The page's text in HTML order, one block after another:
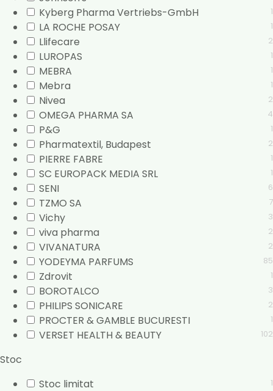
Kyberg Pharma Vertriebs-GmbH 1
LA ROCHE POSAY 1
Llifecare 2
LUROPAS 1
MEBRA 1
Mebra 1
Nivea 2
OMEGA PHARMA SA 4
P&G 1
Pharmatextil, Budapest 2
PIERRE FABRE 1
SC EUROPACK MEDIA SRL 1
SENI 6
TZMO SA 7
Vichy 3
viva pharma 2
VIVANATURA 2
YODEYMA PARFUMS 85
Zdrovit 1
BOROTALCO 3
PHILIPS SONICARE 2
PROCTER & GAMBLE BUCURESTI 1
VERSET HEALTH & BEAUTY 102
Stoc
Stoc limitat
1